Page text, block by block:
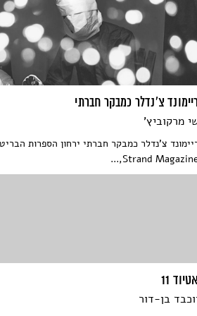
צ'נדלר כמבקר חברתי
מרקוביץ'
Strand
אטיוד 11
בן-דור